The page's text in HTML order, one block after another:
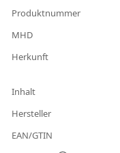
Produktnummer
MHD
Herkunft
Inhalt
Hersteller
EAN/GTIN